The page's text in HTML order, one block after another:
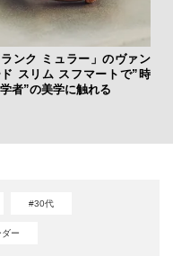
ランク ミュラー」のヴァン
スリム スフマートで”時
者”の美学に触れる
#30代
ー